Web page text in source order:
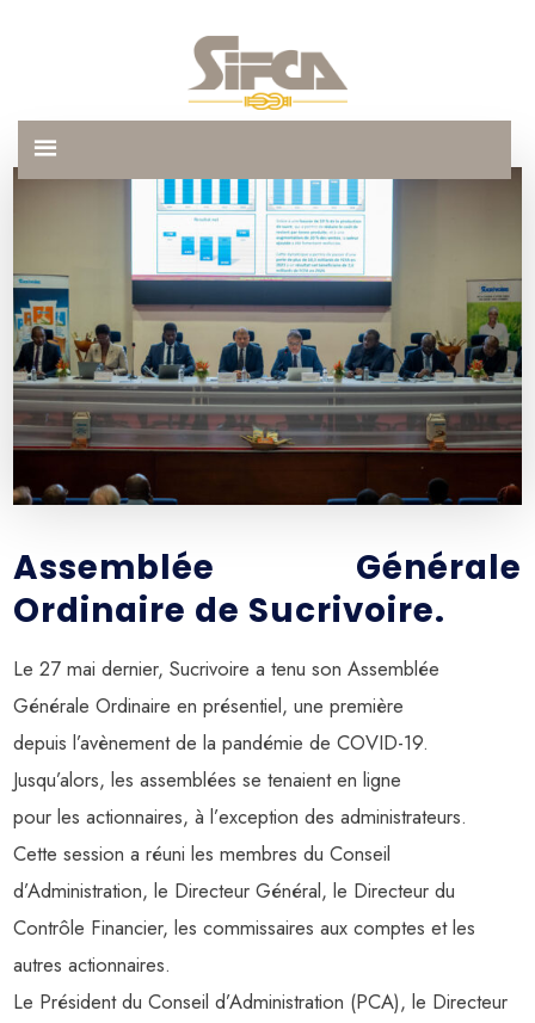
Assemblée Générale
Ordinaire de Sucrivoire.
Le 27 mai dernier, Sucrivoire a tenu son Assemblée
Générale Ordinaire en présentiel, une première
depuis l’avènement de la pandémie de COVID-19.
Jusqu’alors, les assemblées se tenaient en ligne
pour les actionnaires, à l’exception des administrateurs.
Cette session a réuni les membres du Conseil
d’Administration, le Directeur Général, le Directeur du
Contrôle Financier, les commissaires aux comptes et les
autres actionnaires.
Le Président du Conseil d’Administration (PCA), le Directeur